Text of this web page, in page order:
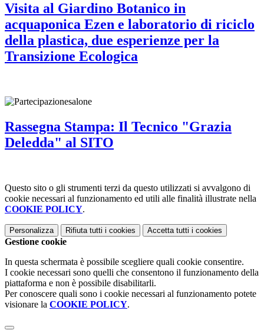
Visita al Giardino Botanico in
acquaponica Ezen e laboratorio di riciclo
della plastica, due esperienze per la
Transizione Ecologica
Rassegna Stampa: Il Tecnico "Grazia
Deledda" al SITO
Questo sito o gli strumenti terzi da questo utilizzati si avvalgono di
cookie necessari al funzionamento ed utili alle finalità illustrate nella
COOKIE POLICY.
Personalizza Rifiuta tutti i cookies Accetta tutti i cookies
Gestione cookie
In questa schermata è possibile scegliere quali cookie consentire.
I cookie necessari sono quelli che consentono il funzionamento della
piattaforma e non è possibile disabilitarli.
Per conoscere quali sono i cookie necessari al funzionamento potete
visionare la COOKIE POLICY.